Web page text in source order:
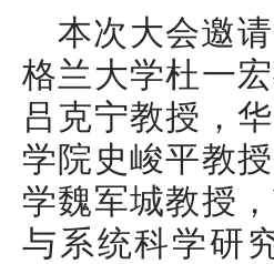
本次大会邀
格兰大学杜一
吕克宁教授，
学院史峻平教
学魏军城教授
与系统科学研